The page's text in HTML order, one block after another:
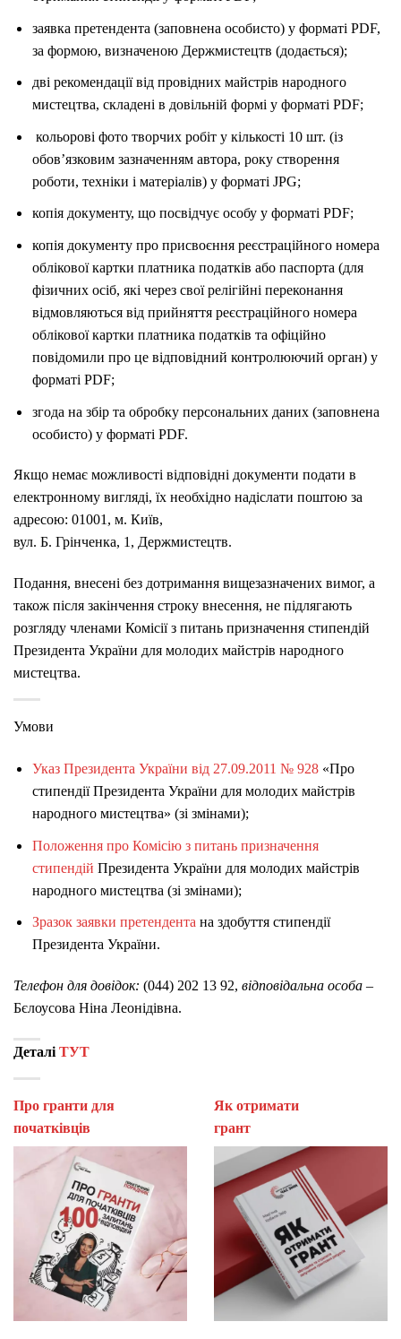
заявка претендента (заповнена особисто) у форматі PDF,
за формою, визначеною Держмистецтв (додається);
дві рекомендації від провідних майстрів народного
мистецтва, складені в довільній формі у форматі PDF;
кольорові фото творчих робіт у кількості 10 шт. (із
обов’язковим зазначенням автора, року створення
роботи, техніки і матеріалів) у форматі JPG;
копія документу, що посвідчує особу у форматі PDF;
копія документу про присвоєння реєстраційного номера
облікової картки платника податків або паспорта (для
фізичних осіб, які через свої релігійні переконання
відмовляються від прийняття реєстраційного номера
облікової картки платника податків та офіційно
повідомили про це відповідний контролюючий орган) у
форматі PDF;
згода на збір та обробку персональних даних (заповнена
особисто) у форматі PDF.
Якщо немає можливості відповідні документи подати в
електронному вигляді, їх необхідно надіслати поштою за
адресою: 01001, м. Київ,
вул. Б. Грінченка, 1, Держмистецтв.
Подання, внесені без дотримання вищезазначених вимог, а
також після закінчення строку внесення, не підлягають
розгляду членами Комісії з питань призначення стипендій
Президента України для молодих майстрів народного
мистецтва.
Умови
Указ Президента України від 27.09.2011 № 928«Про
стипендії Президента України для молодих майстрів
народного мистецтва» (зі змінами);
Положення про Комісію з питань призначення
стипендій Президента України для молодих майстрів
народного мистецтва (зі змінами);
Зразок заявки претендента на здобуття стипендії
Президента України.
Телефон для довідок: (044) 202 13 92, відповідальна особа –
Бєлоусова Ніна Леонідівна.
Деталі ТУТ
Про гранти для
початківців
Як отримати